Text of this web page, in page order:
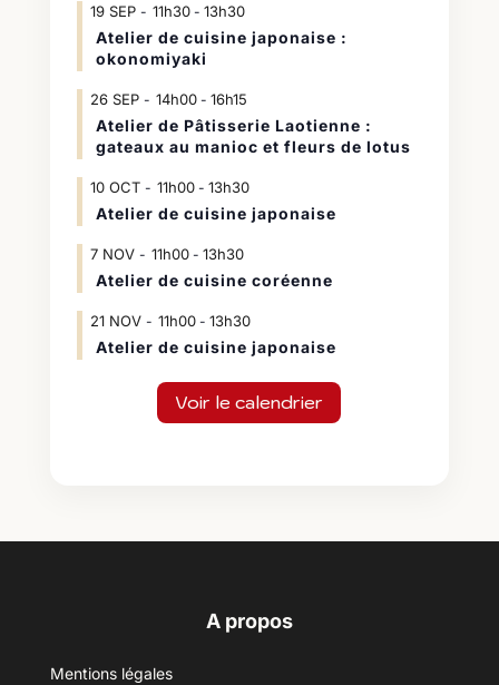
19 SEP 11h30- 13h30
Atelier de cuisine japonaise :
okonomiyaki
26 SEP 14h00- 16h15
Atelier de Pâtisserie Laotienne :
gateaux au manioc et fleurs de lotus
10 OCT 11h00- 13h30
Atelier de cuisine japonaise
7 NOV 11h00- 13h30
Atelier de cuisine coréenne
21 NOV 11h00- 13h30
Atelier de cuisine japonaise
Voir le calendrier
A propos
Mentions légales